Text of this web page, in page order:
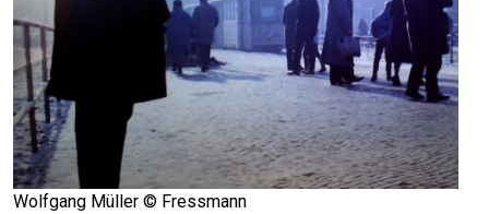
Wolfgang Müller © Fressmann